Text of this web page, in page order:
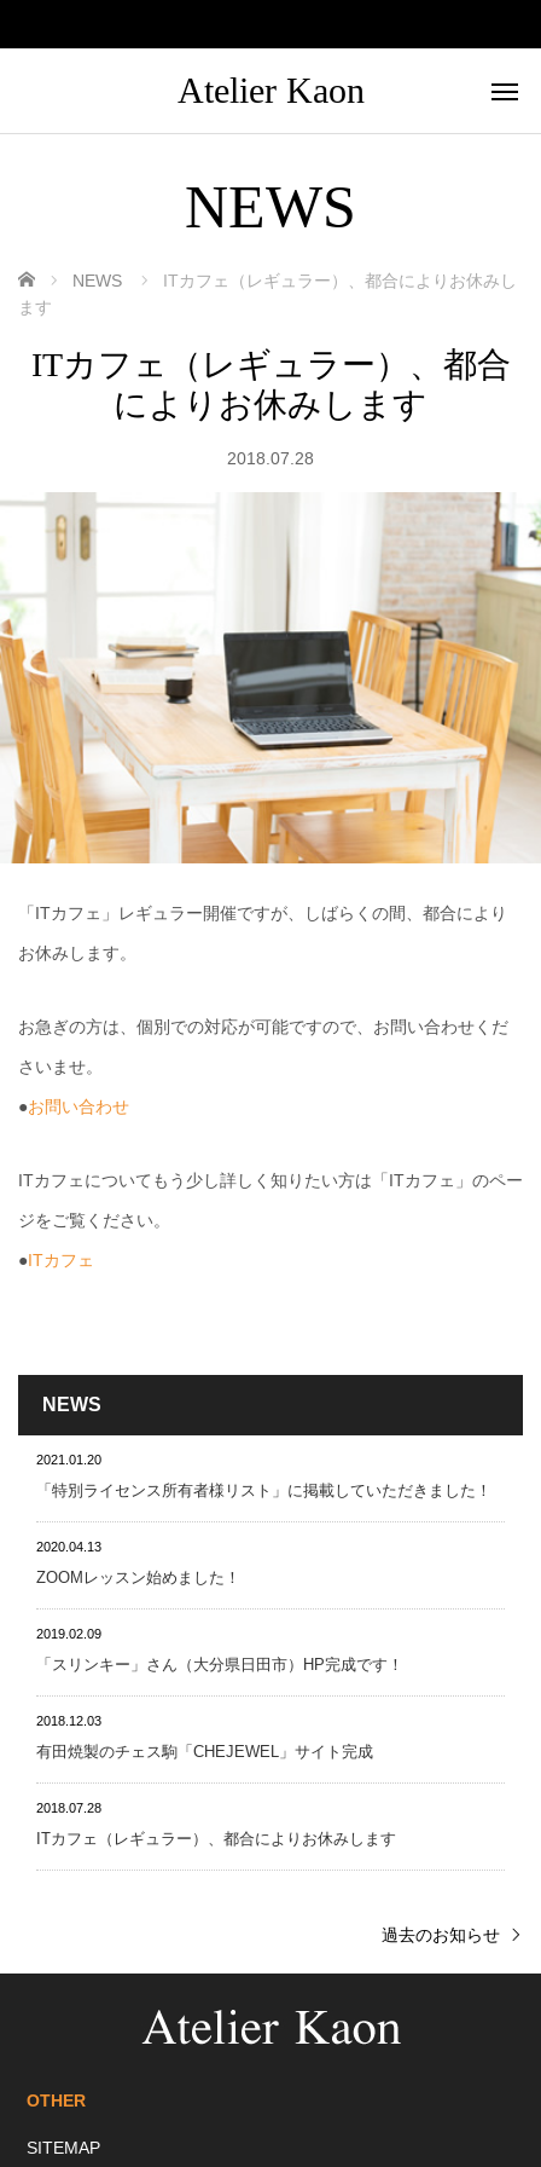
Atelier Kaon
NEWS
ホーム NEWS
ITカフェ（レギュラー）、都合によりお休みし
ます
ITカフェ（レギュラー）、都合
によりお休みします
2018.07.28
「ITカフェ」レギュラー開催ですが、しばらくの間、都合により
お休みします。
お急ぎの方は、個別での対応が可能ですので、お問い合わせくだ
さいませ。
●お問い合わせ
ITカフェについてもう少し詳しく知りたい方は「ITカフェ」のペー
ジをご覧ください。
●ITカフェ
NEWS
2021.01.20
「特別ライセンス所有者様リスト」に掲載していただきました！
2020.04.13
ZOOMレッスン始めました！
2019.02.09
「スリンキー」さん（大分県日田市）HP完成です！
2018.12.03
有田焼製のチェス駒「CHEJEWEL」サイト完成
2018.07.28
ITカフェ（レギュラー）、都合によりお休みします
過去のお知らせ
OTHER
SITEMAP